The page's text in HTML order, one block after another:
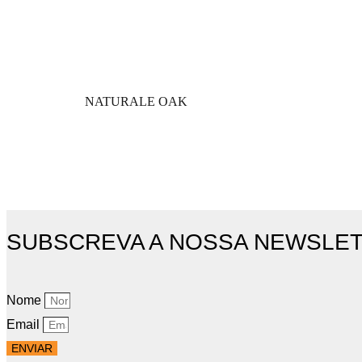
NATURALE OAK
SUBSCREVA A NOSSA
Nome
Email
ENVIAR